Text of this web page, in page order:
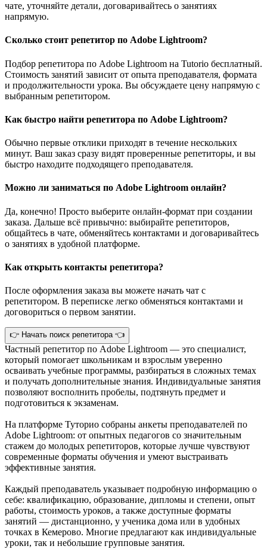
чате, уточняйте детали, договаривайтесь о занятиях
напрямую.
Сколько стоит репетитор по Adobe Lightroom?
Подбор репетитора по Adobe Lightroom на Tutorio бесплатный.
Стоимость занятий зависит от опыта преподавателя, формата
и продолжительности урока. Вы обсуждаете цену напрямую с
выбранным репетитором.
Как быстро найти репетитора по Adobe Lightroom?
Обычно первые отклики приходят в течение нескольких
минут. Ваш заказ сразу видят проверенные репетиторы, и вы
быстро находите подходящего преподавателя.
Можно ли заниматься по Adobe Lightroom онлайн?
Да, конечно! Просто выберите онлайн-формат при создании
заказа. Дальше всё привычно: выбирайте репетиторов,
общайтесь в чате, обменяйтесь контактами и договаривайтесь
о занятиях в удобной платформе.
Как открыть контакты репетитора?
После оформления заказа вы можете начать чат с
репетитором. В переписке легко обменяться контактами и
договориться о первом занятии.
👉 Начать поиск репетитора 👈
Частный репетитор по Adobe Lightroom — это специалист,
который помогает школьникам и взрослым уверенно
осваивать учебные программы, разбираться в сложных темах
и получать дополнительные знания. Индивидуальные занятия
позволяют восполнить пробелы, подтянуть предмет и
подготовиться к экзаменам.
На платформе Туторио собраны анкеты преподавателей по
Adobe Lightroom: от опытных педагогов со значительным
стажем до молодых репетиторов, которые лучше чувствуют
современные форматы обучения и умеют выстраивать
эффективные занятия.
Каждый преподаватель указывает подробную информацию о
себе: квалификацию, образование, дипломы и степени, опыт
работы, стоимость уроков, а также доступные форматы
занятий — дистанционно, у ученика дома или в удобных
точках в Кемерово. Многие предлагают как индивидуальные
уроки, так и небольшие групповые занятия.